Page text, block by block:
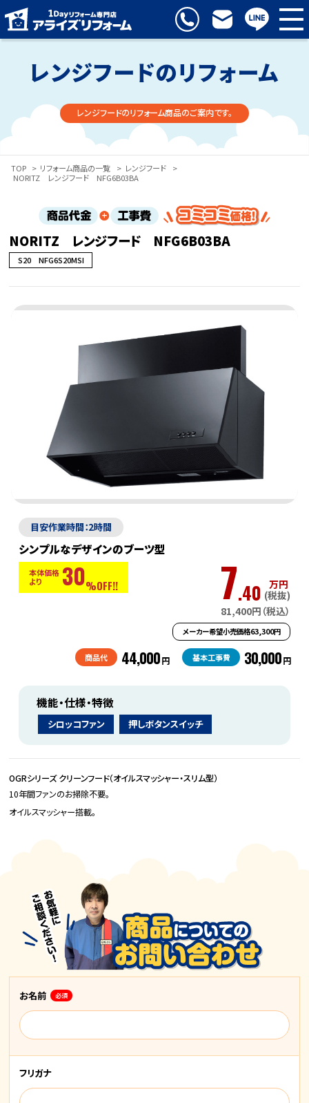
レンジフードのリフォーム
レンジフードのリフォーム商品のご案内です。
TOP > リフォーム商品の一覧 > レンジフード
>
NORITZ レンジフード NFG6B03BA
NORITZ レンジフード NFG6B03BA
S20 NFG6S20MSI
目安作業時間：2時間
シンプルなデザインのブーツ型
本体価格
より
30%OFF!! 7.40
万円
(税抜)
81,400円（税込）
メーカー希望小売価格63,300円
商品代 44,000円 基本工事費 30,000円
機能・仕様・特徴
シロッコファン 押しボタンスイッチ
OGRシリーズ クリーンフード（オイルスマッシャー・スリム型）
10年間ファンのお掃除不要。
オイルスマッシャー搭載。
お名前 必須
フリガナ